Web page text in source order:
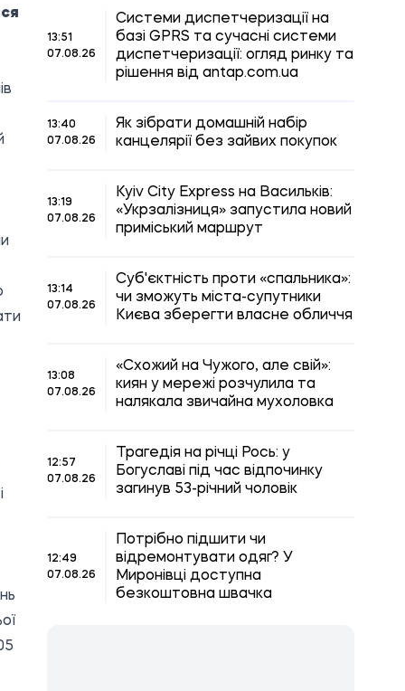
13:51
07.08.26
Системи диспетчеризації на
базі GPRS та сучасні системи
диспетчеризації: огляд ринку та
рішення від antap.com.ua
13:40
07.08.26
Як зібрати домашній набір
канцелярії без зайвих покупок
13:19
07.08.26
Kyiv City Express на Васильків:
«Укрзалізниця» запустила новий
приміський маршрут
13:14
07.08.26
Суб'єктність проти «спальника»:
чи зможуть міста-супутники
Києва зберегти власне обличчя
13:08
07.08.26
«Схожий на Чужого, але свій»:
киян у мережі розчулила та
налякала звичайна мухоловка
12:57
07.08.26
Трагедія на річці Рось: у
Богуславі під час відпочинку
загинув 53-річний чоловік
12:49
07.08.26
Потрібно підшити чи
відремонтувати одяг? У
Миронівці доступна
безкоштовна швачка